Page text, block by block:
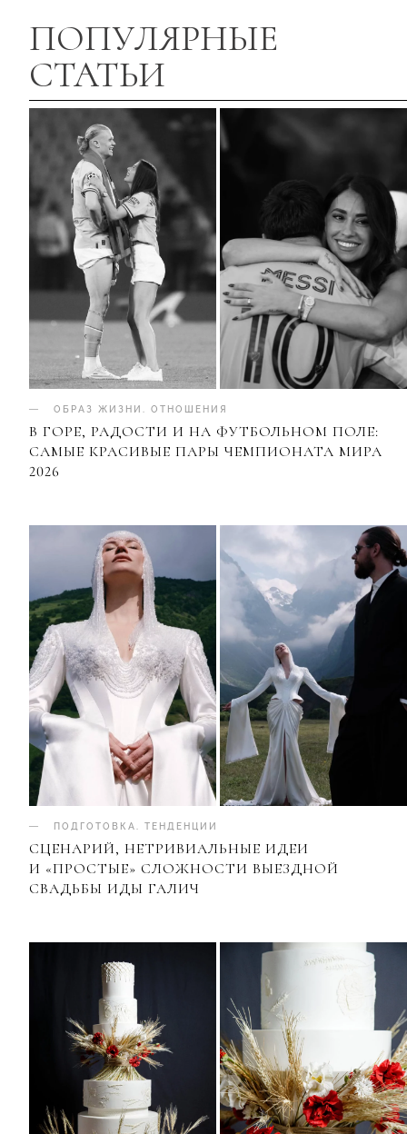
ПОПУЛЯРНЫЕ
СТАТЬИ
ОБРАЗ ЖИЗНИ ОТНОШЕНИЯ
В ГОРЕ, РАДОСТИ И НА ФУТБОЛЬНОМ ПОЛЕ:
САМЫЕ КРАСИВЫЕ ПАРЫ ЧЕМПИОНАТА МИРА
2026
ПОДГОТОВКА ТЕНДЕНЦИИ
СЦЕНАРИЙ, НЕТРИВИАЛЬНЫЕ ИДЕИ
И «ПРОСТЫЕ» СЛОЖНОСТИ ВЫЕЗДНОЙ
СВАДЬБЫ ИДЫ ГАЛИЧ